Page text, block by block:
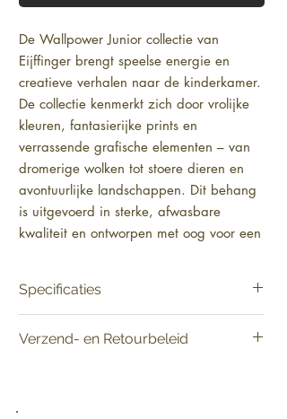
De Wallpower Junior collectie van
Eijffinger brengt speelse energie en
creatieve verhalen naar de kinderkamer.
De collectie kenmerkt zich door vrolijke
kleuren, fantasierijke prints en
verrassende grafische elementen – van
dromerige wolken tot stoere dieren en
avontuurlijke landschappen. Dit behang
is uitgevoerd in sterke, afwasbare
kwaliteit en ontworpen met oog voor een
inspirerende hoek in de woonkamer. Met
Wallpower Junior geef je de ruimte een
persoonlijk en uniek accent, waarin elk
Specificaties
Materiaal ondergrond:Vlies [Smartpaper]
Verzend- en Retourbeleid